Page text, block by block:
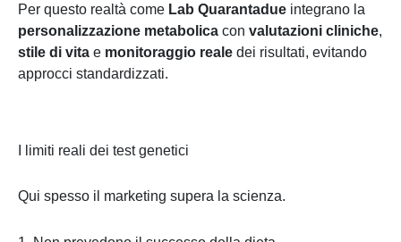
Per questo realtà come Lab Quarantadue integrano la
personalizzazione metabolica con valutazioni cliniche,
stile di vita e monitoraggio reale dei risultati, evitando
approcci standardizzati.
I limiti reali dei test genetici
Qui spesso il marketing supera la scienza.